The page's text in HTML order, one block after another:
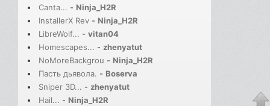
Canta... - Ninja_H2R
InstallerX Rev - Ninja_H2R
LibreWolf... - vitan04
Homescapes... - zhenyatut
NoMoreBackgrou - Ninja_H2R
Пасть дьявола. - Boserva
Sniper 3D... - zhenyatut
Hail... - Ninja_H2R